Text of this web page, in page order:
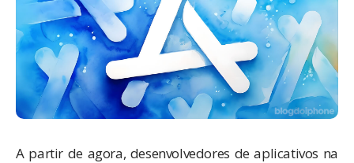
A partir de agora, desenvolvedores de aplicativos na